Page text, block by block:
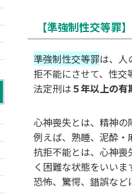
【準強制性交等罪】
準強制性交等罪は、人
拒不能にさせて、性交
法定刑は５年以上の有
心神喪失とは、精神の
例えば、熟睡、泥酔・
抗拒不能とは、心神
く困難な状態をいいま
恐怖、驚愕、錯誤など